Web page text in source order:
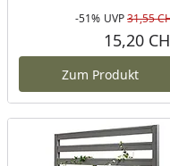
-51% UVP31,55
15,20
Zum Produkt